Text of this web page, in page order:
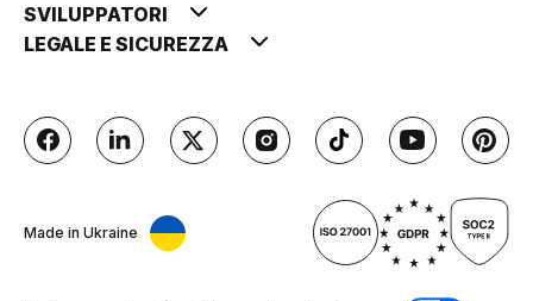
SVILUPPATORI
LEGALE E SICUREZZA
Made in Ukraine